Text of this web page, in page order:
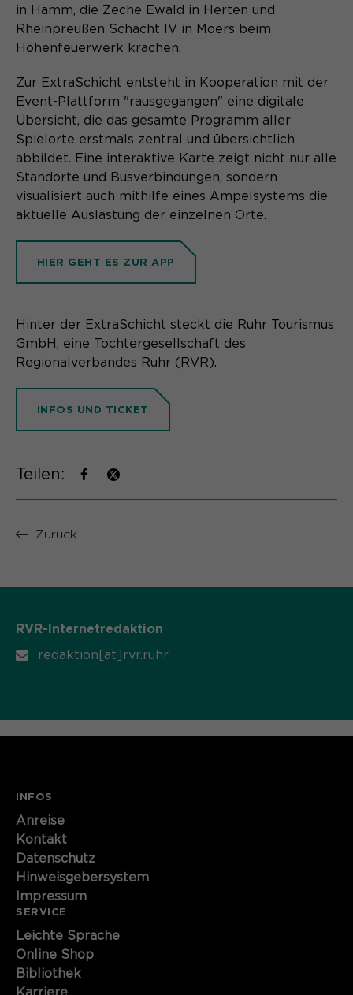
Laufzeit 1 Monat
Zweck
Benutzers für Cookies auf der
aktuellen Domäne.
in Hamm, die Zeche Ewald in Herten und
Rheinpreußen Schacht IV in Moers beim
Höhenfeuerwerk krachen.
Zur ExtraSchicht entsteht in Kooperation mit der
Event-Plattform "rausgegangen" eine digitale
Übersicht, die das gesamte Programm aller
Spielorte erstmals zentral und übersichtlich
abbildet. Eine interaktive Karte zeigt nicht nur alle
Standorte und Busverbindungen, sondern
visualisiert auch mithilfe eines Ampelsystems die
aktuelle Auslastung der einzelnen Orte.
HIER GEHT ES ZUR APP
Hinter der ExtraSchicht steckt die Ruhr Tourismus
GmbH, eine Tochtergesellschaft des
Regionalverbandes Ruhr (RVR).
INFOS UND TICKET
Teilen:
Zurück
RVR-Internetredaktion
redaktion[at]rvr.ruhr
INFOS
Anreise
Kontakt
Datenschutz
Hinweisgebersystem
Impressum
SERVICE
Leichte Sprache
Online Shop
Bibliothek
Karriere